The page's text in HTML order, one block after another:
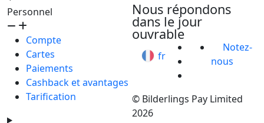
Personnel
Compte
Cartes
Paiements
Cashback et avantages
Tarification
Nous répondons
dans le jour
ouvrable
fr
Notez-
nous
© Bilderlings Pay Limited
2026